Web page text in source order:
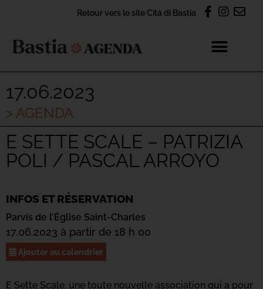
Retour vers le site Cità di Bastia
17.06.2023
> AGENDA
E SETTE SCALE – PATRIZIA
POLI / PASCAL ARROYO
INFOS ET RÉSERVATION
Parvis de l’Église Saint-Charles
17.06.2023 à partir de 18 h 00
Ajouter au calendrier
E Sette Scale, une toute nouvelle association qui a pour